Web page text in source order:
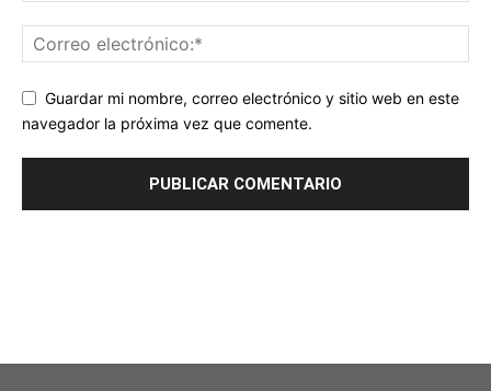
Guardar mi nombre, correo electrónico y sitio web en este
navegador la próxima vez que comente.